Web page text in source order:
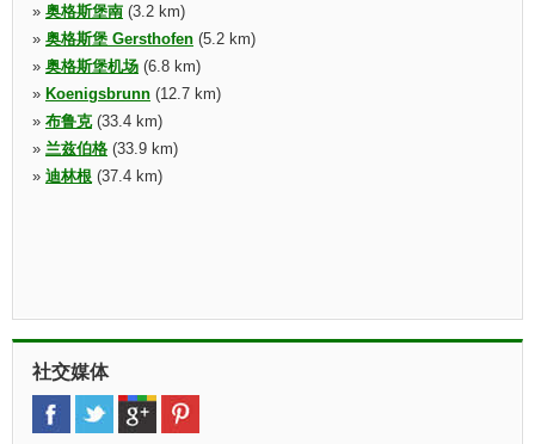
» 奥格斯堡南 (3.2 km)
» 奥格斯堡 Gersthofen (5.2 km)
» 奥格斯堡机场 (6.8 km)
» Koenigsbrunn (12.7 km)
» 布鲁克(33.4 km)
» 兰兹伯格 (33.9 km)
» 迪林根 (37.4 km)
社交媒体